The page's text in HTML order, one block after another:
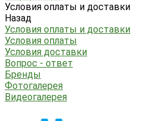
Условия оплаты и доставки
Назад
Условия оплаты и доставки
Условия оплаты
Условия доставки
Вопрос - ответ
Бренды
Фотогалерея
Видеогалерея